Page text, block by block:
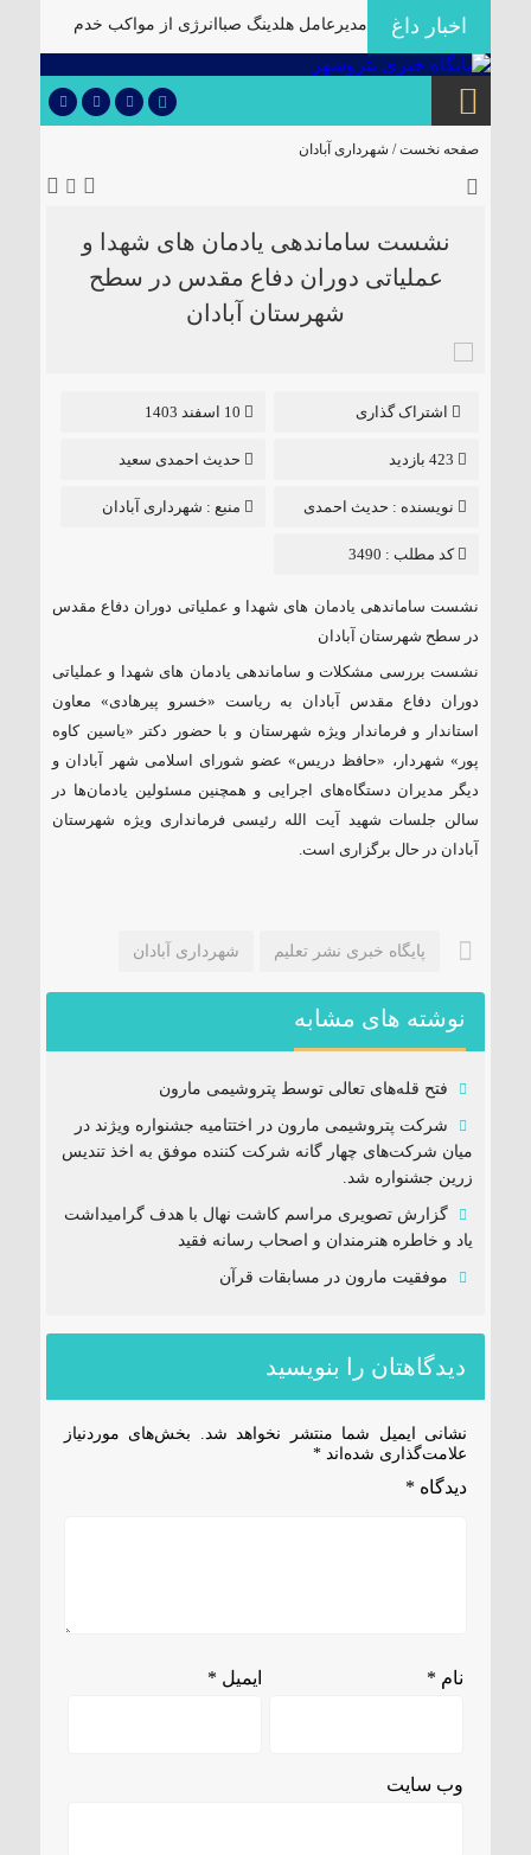
اخبار داغ
مدیرعامل هلدینگ صباانرژی از مواکب
خدمت‌رسان
صفحه نخست / شهرداری آبادان
نشست ساماندهی یادمان های شهدا و
عملیاتی دوران دفاع مقدس در سطح
شهرستان آبادان
اشتراک گذاری
حدیث احمدی سعید
نویسنده : حدیث احمدی
سعید
منبع : شهرداری آبادان
کد مطلب : 3490
نشست ساماندهی یادمان های شهدا و عملیاتی دوران دفاع مقدس
در سطح شهرستان آبادان
نشست بررسی مشکلات و ساماندهی یادمان های شهدا و عملیاتی
دوران دفاع مقدس آبادان به ریاست «خسرو پیرهادی» معاون
استاندار و فرماندار ویژه شهرستان و با حضور دکتر «یاسین کاوه
پور» شهردار، «حافظ دریس» عضو شورای اسلامی شهر آبادان و
دیگر مدیران دستگاه‌های اجرایی و همچنین مسئولین یادمان‌ها در
سالن جلسات شهید آیت الله رئیسی فرمانداری ویژه شهرستان
آبادان در حال برگزاری است.
پایگاه خبری نشر تعلیم شهرداری آبادان
نوشته های مشابه
فتح‌ قله‌های تعالی توسط پتروشیمی مارون
شرکت پتروشیمی مارون در اختتامیه جشنواره ویژند در
میان شرکت‌های چهار گانه شرکت کننده موفق به اخذ تندیس
زرین جشنواره شد.
گزارش تصویری مراسم کاشت نهال با هدف گرامیداشت
یاد و خاطره هنرمندان و اصحاب رسانه فقید
موفقیت مارون در مسابقات قرآن
دیدگاهتان را بنویسید
نشانی ایمیل شما منتشر نخواهد شد.
بخش‌های موردنیاز
علامت‌گذاری شده‌اند *
دیدگاه *
نام * ایمیل *
وب‌ سایت